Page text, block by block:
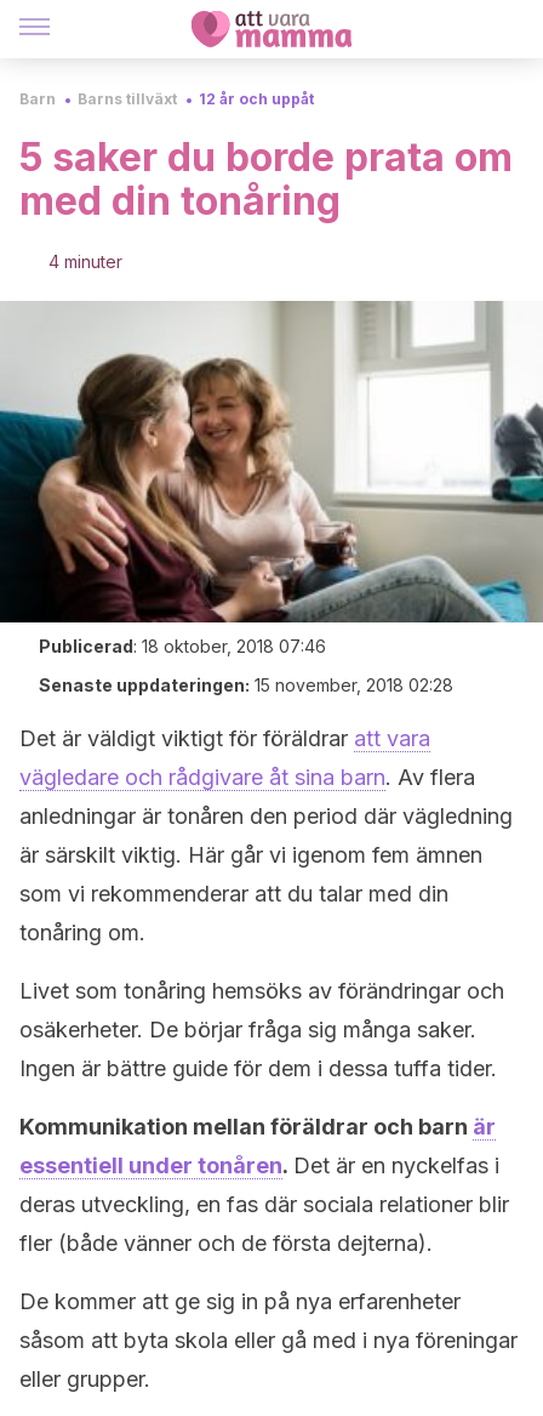
Barn Barns tillväxt 12 år och uppåt
5 saker du borde prata om
med din tonåring
4 minuter
Publicerad: 18 oktober, 2018 07:46
Senaste uppdateringen: 15 november, 2018 02:28
Det är väldigt viktigt för föräldrar att vara
vägledare och rådgivare åt sina barn. Av flera
anledningar är tonåren den period där vägledning
är särskilt viktig. Här går vi igenom fem ämnen
som vi rekommenderar att du talar med din
tonåring om.
Livet som tonåring hemsöks av förändringar och
osäkerheter. De börjar fråga sig många saker.
Ingen är bättre guide för dem i dessa tuffa tider.
Kommunikation mellan föräldrar och barn är
essentiell under tonåren. Det är en nyckelfas i
deras utveckling, en fas där sociala relationer blir
fler (både vänner och de första dejterna).
De kommer att ge sig in på nya erfarenheter
såsom att byta skola eller gå med i nya föreningar
eller grupper.